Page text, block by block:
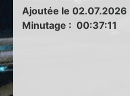
Ajoutée le 02.07.2026
Minutage : 00:37:11